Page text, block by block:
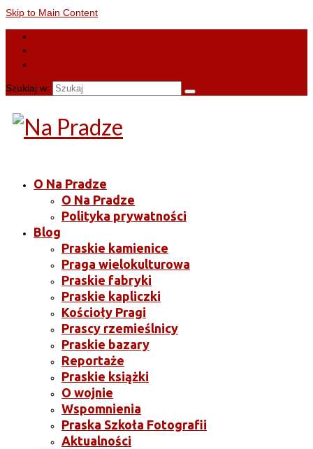
Skip to Main Content
Szuklaj w:
O Na Pradze
O Na Pradze
Polityka prywatności
Blog
Praskie kamienice
Praga wielokulturowa
Praskie fabryki
Praskie kapliczki
Kościoły Pragi
Prascy rzemieślnicy
Praskie bazary
Reportaże
Praskie książki
O wojnie
Wspomnienia
Praska Szkoła Fotografii
Aktualności